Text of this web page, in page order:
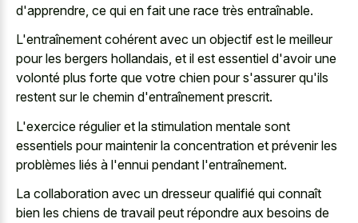
d'apprendre, ce qui en fait une race très entraînable.
L'entraînement cohérent avec un objectif est le meilleur
pour les bergers hollandais, et il est essentiel d'avoir une
volonté plus forte que votre chien pour s'assurer qu'ils
restent sur le chemin d'entraînement prescrit.
L'exercice régulier et la stimulation mentale sont
essentiels pour maintenir la concentration et prévenir les
problèmes liés à l'ennui pendant l'entraînement.
La collaboration avec un dresseur qualifié qui connaît
bien les chiens de travail peut répondre aux besoins de